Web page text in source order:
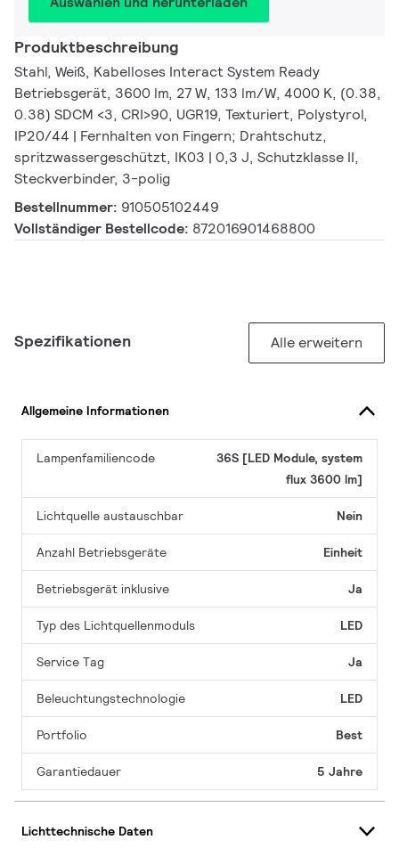
Produktbeschreibung
Stahl, Weiß, Kabelloses Interact System Ready
Betriebsgerät, 3600 lm, 27 W, 133 lm/W, 4000 K, (0.38,
0.38) SDCM <3, CRI>90, UGR19, Texturiert, Polystyrol,
IP20/44 | Fernhalten von Fingern; Drahtschutz,
spritzwassergeschützt, IK03 | 0,3 J, Schutzklasse II,
Steckverbinder, 3-polig
Bestellnummer: 910505102449
Vollständiger Bestellcode: 872016901468800
Spezifikationen Alle erweitern
Allgemeine Informationen
Lampenfamiliencode
36S [LED Module, system
flux 3600 lm]
Lichtquelle austauschbar Nein
Anzahl Betriebsgeräte Einheit
Betriebsgerät inklusive Ja
Typ des Lichtquellenmoduls LED
Service Tag Ja
Beleuchtungstechnologie LED
Portfolio Best
Garantiedauer 5 Jahre
Lichttechnische Daten